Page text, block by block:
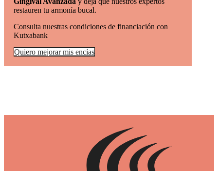
restauren tu armonía bucal.
Consulta nuestras condiciones de financiación con
Kutxabank
Quiero mejorar mis encías